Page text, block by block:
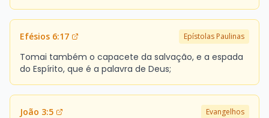
Efésios 6:17 Epístolas Paulinas
Tomai também o capacete da salvação, e a espada
do Espírito, que é a palavra de Deus;
João 3:5 Evangelhos